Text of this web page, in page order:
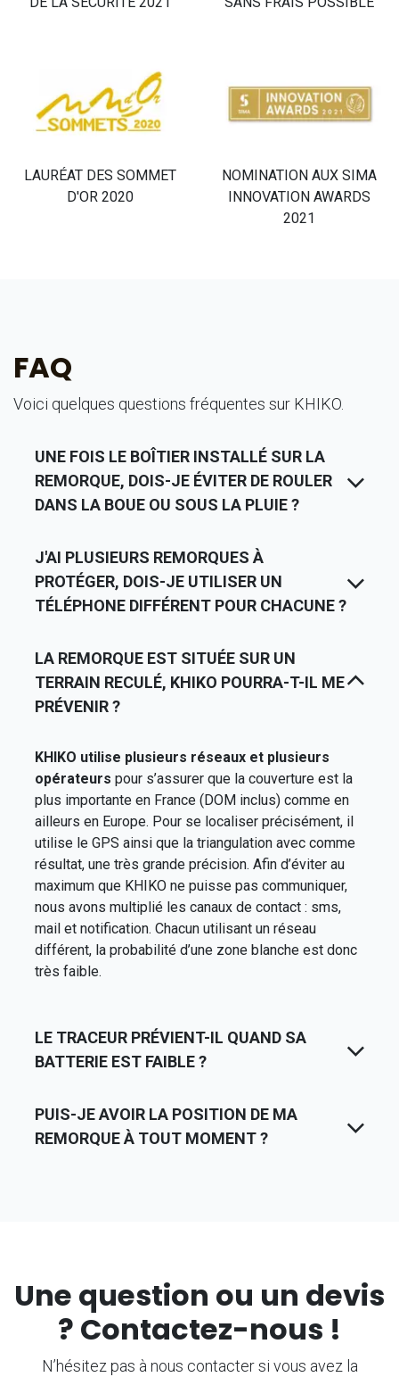
LAURÉAT DES SOMMET
D'OR 2020
NOMINATION AUX SIMA
INNOVATION AWARDS
2021
FAQ
Voici quelques questions fréquentes sur KHIKO.
UNE FOIS LE BOÎTIER INSTALLÉ SUR LA
REMORQUE, DOIS-JE ÉVITER DE ROULER
DANS LA BOUE OU SOUS LA PLUIE ?
J'AI PLUSIEURS REMORQUES À
PROTÉGER, DOIS-JE UTILISER UN
TÉLÉPHONE DIFFÉRENT POUR CHACUNE ?
LA REMORQUE EST SITUÉE SUR UN
TERRAIN RECULÉ, KHIKO POURRA-T-IL ME
PRÉVENIR ?
KHIKO utilise plusieurs réseaux et plusieurs
opérateurs pour s’assurer que la couverture est la
plus importante en France (DOM inclus) comme en
ailleurs en Europe. Pour se localiser précisément, il
utilise le GPS ainsi que la triangulation avec comme
résultat, une très grande précision. Afin d’éviter au
maximum que KHIKO ne puisse pas communiquer,
nous avons multiplié les canaux de contact : sms,
mail et notification. Chacun utilisant un réseau
différent, la probabilité d’une zone blanche est donc
très faible.
LE TRACEUR PRÉVIENT-IL QUAND SA
BATTERIE EST FAIBLE ?
PUIS-JE AVOIR LA POSITION DE MA
REMORQUE À TOUT MOMENT ?
Une question ou un devis
? Contactez-nous !
N’hésitez pas à nous contacter si vous avez la